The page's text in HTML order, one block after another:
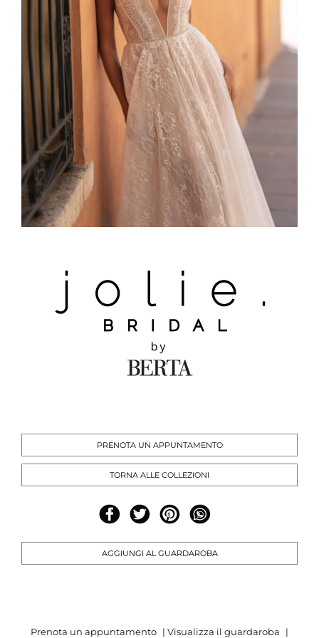
PRENOTA UN APPUNTAMENTO
TORNA ALLE COLLEZIONI
AGGIUNGI AL GUARDAROBA
Prenota un appuntamento | Visualizza il guardaroba |